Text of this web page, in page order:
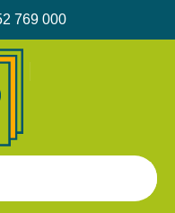
769 000